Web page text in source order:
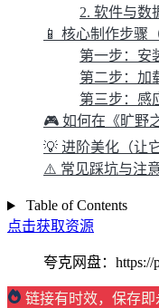
2. 软件与数
📱 核心制作步骤
第一步：安
第二步：加
第三步：感
🎮 如何在《旷野
💡 进阶美化（让
⚠️ 常见踩坑与注
Table of Contents
点击获取资源
夸克网盘：https://
链接有时效，保存即